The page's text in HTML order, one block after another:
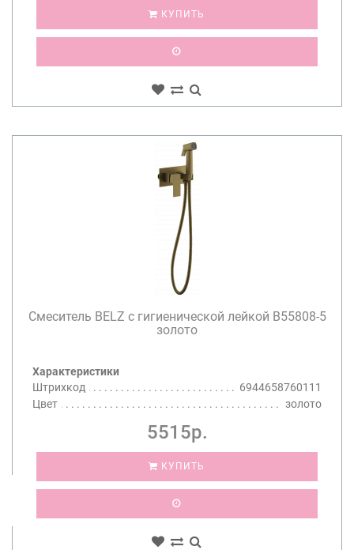
КУПИТЬ
Смеситель BELZ с гигиенической лейкой B55808-5
золото
Характеристики
Штрихкод
6944658760111
Цвет
золото
5515р.
КУПИТЬ